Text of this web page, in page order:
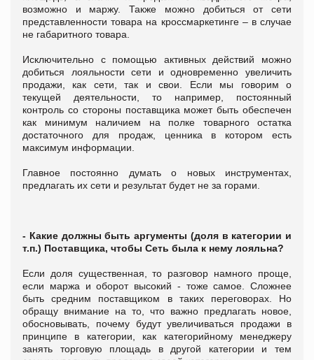
возможно и маржу. Также можно добиться от сети
представленности товара на кроссмаркетинге – в случае
не габаритного товара.
Исключительно с помощью активных действий можно
добиться лояльности сети и одновременно увеличить
продажи, как сети, так и свои. Если мы говорим о
текущей деятельности, то например, постоянный
контроль со стороны поставщика может быть обеспечен
как минимум наличием на полке товарного остатка
достаточного для продаж, ценника в котором есть
максимум информации.
Главное постоянно думать о новых инструментах,
предлагать их сети и результат будет не за горами.
- Какие должны быть аргументы (доля в категории и
т.п.) Поставщика, чтобы Сеть была к нему лояльна?
Если доля существенная, то разговор намного проще,
если маржа и оборот высокий - тоже самое. Сложнее
быть средним поставщиком в таких переговорах. Но
обращу внимание на то, что важно предлагать новое,
обосновывать, почему будут увеличиваться продажи в
принципе в категории, как категорийному менеджеру
занять торговую площадь в другой категории и тем